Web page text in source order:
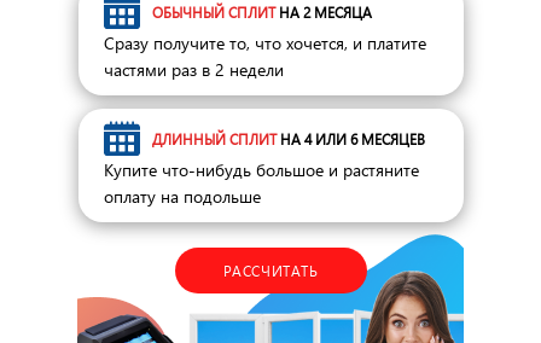
ОБЫЧНЫЙ СПЛИТНА 2 МЕСЯЦА
Сразу получите то, что хочется, и платите
частями раз в 2 недели
ДЛИННЫЙ СПЛИТНА 4 ИЛИ 6 МЕСЯЦЕВ
Купите что-нибудь большое и растяните
оплату на подольше
РАССЧИТАТЬ